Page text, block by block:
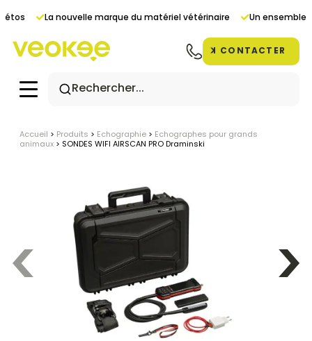
La nouvelle marque du matériel vétérinaire Un ensemble
CONTACTER
Accueil > Produits > Echographie > Echographes pour grands
animaux > SONDES WIFI AIRSCAN PRO Draminski